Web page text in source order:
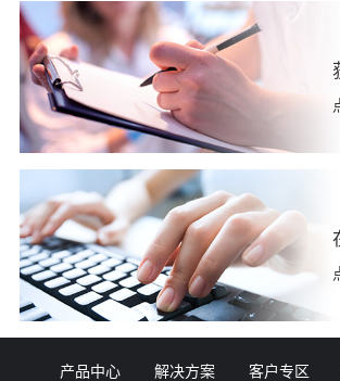
产品中心 解决方案 客户专区